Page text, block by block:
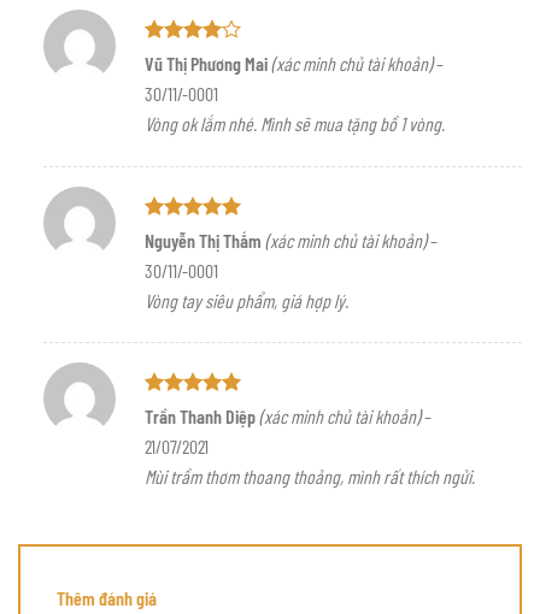
Được
xếp hạng
45 sao
Vũ Thị Phương Mai(xác minh chủ tài khoản)–
30/11/-0001
Vòng ok lắm nhé. Mình sẽ mua tặng bồ 1 vòng.
Được xếp
hạng5 5
sao
Nguyễn Thị Thắm (xác minh chủ tài khoản)–
30/11/-0001
Vòng tay siêu phẩm, giá hợp lý.
Được xếp
hạng55
sao
Trần Thanh Diệp(xác minh chủ tài khoản)–
21/07/2021
Mùi trầm thơm thoang thoảng, mình rất thích ngửi.
Thêm đánh giá